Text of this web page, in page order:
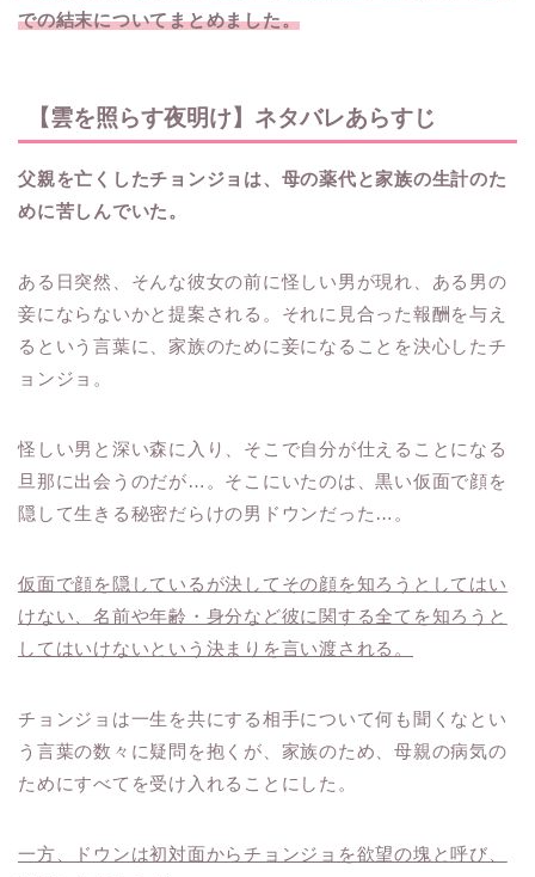
での結末についてまとめました。
【雲を照らす夜明け】ネタバレあらすじ
父親を亡くしたチョンジョは、母の薬代と家族の生計のた
めに苦しんでいた。
ある日突然、そんな彼女の前に怪しい男が現れ、ある男の
妾にならないかと提案される。それに見合った報酬を与え
るという言葉に、家族のために妾になることを決心したチ
ョンジョ。
怪しい男と深い森に入り、そこで自分が仕えることになる
旦那に出会うのだが…。そこにいたのは、黒い仮面で顔を
隠して生きる秘密だらけの男ドウンだった…。
仮面で顔を隠しているが決してその顔を知ろうとしてはい
けない、名前や年齢・身分など彼に関する全てを知ろうと
してはいけないという決まりを言い渡される。
チョンジョは一生を共にする相手について何も聞くなとい
う言葉の数々に疑問を抱くが、家族のため、母親の病気の
ためにすべてを受け入れることにした。
一方、ドウンは初対面からチョンジョを欲望の塊と呼び、